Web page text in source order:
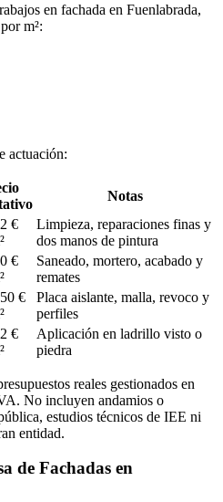
en fachada en Fuenlabrada,
m²:
actuación:
Notas
€
Limpieza, reparaciones finas y
dos manos de pintura
€
Saneado, mortero, acabado y
remates
€
Placa aislante, malla, revoco y
perfiles
€
Aplicación en ladrillo visto o
piedra
reales gestionados en
No incluyen andamios o
estudios técnicos de IEE ni
entidad.
de Fachadas en